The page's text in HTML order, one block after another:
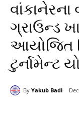
વાંકાનેરના
ગ્રાઉન્ડ
આયોજિત
ટુર્નામેન્ટ
By Yakub Badi